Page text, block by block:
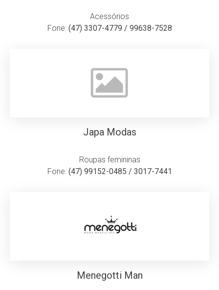
Acessórios
Fone: (47) 3307-4779 / 99638-7528
Japa Modas
Roupas femininas
Fone: (47) 99152-0485 / 3017-7441
Menegotti Man